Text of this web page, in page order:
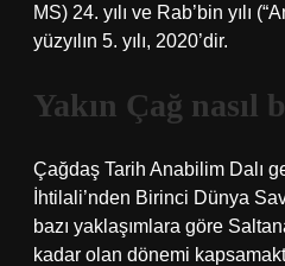
MS) 24. yılı ve Rab’bin yılı
yüzyılın 5. yılı, 2020’dir.
Yakın Çağ nasıl
Çağdaş Tarih Anabilim Dalı
İhtilali’nden Birinci Dünya
bazı yaklaşımlara göre
kadar olan dönemi